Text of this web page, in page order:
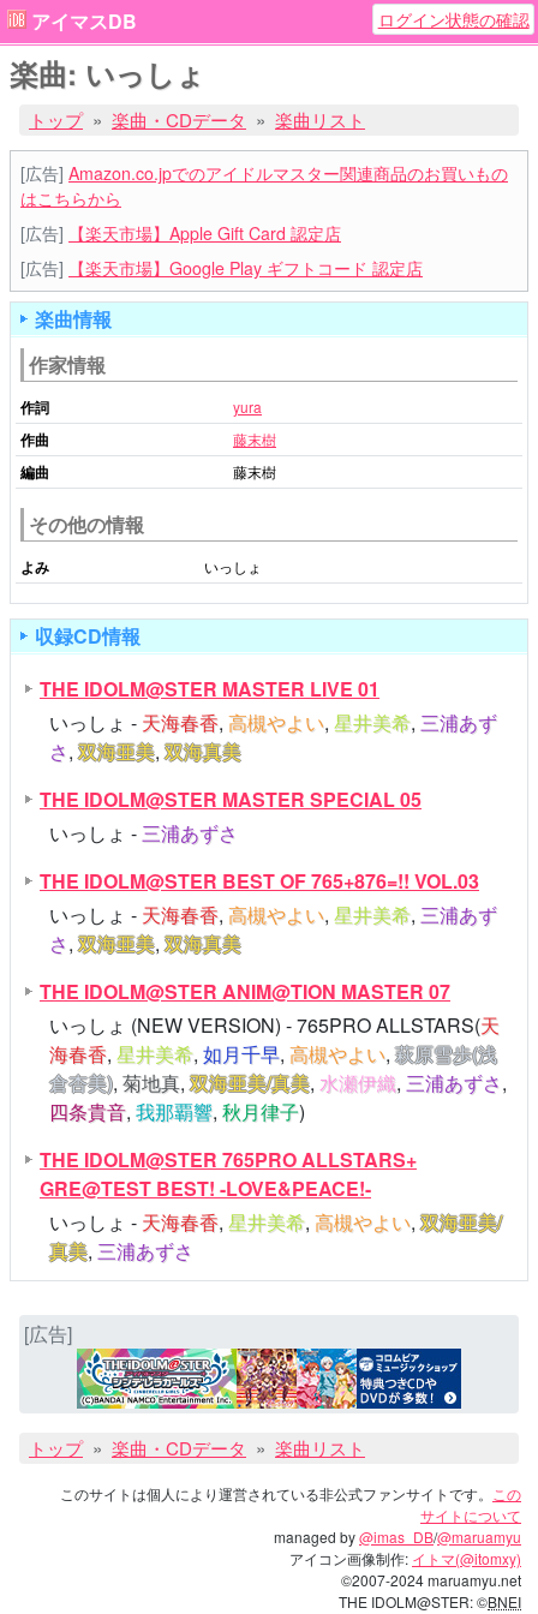
アイマスDB ログイン状態の確認
楽曲: いっしょ
トップ 楽曲・CDデータ 楽曲リスト
[広告] Amazon.co.jpでのアイドルマスター関連商品のお買いもの
はこちらから
[広告]
【楽天市場】Apple Gift Card 認定店
[広告]
【楽天市場】Google Play ギフトコード 認定店
楽曲情報
作家情報
作詞 yura
作曲 藤末樹
編曲 藤末樹
その他の情報
よみ いっしょ
収録CD情報
THE IDOLM@STER MASTER LIVE 01
いっしょ - 天海春香, 高槻やよい, 星井美希, 三浦あず
さ,双海亜美,双海真美
THE IDOLM@STER MASTER SPECIAL 05
いっしょ -三浦あずさ
THE IDOLM@STER BEST OF 765+876=!! VOL.03
いっしょ - 天海春香, 高槻やよい, 星井美希, 三浦あず
さ,双海亜美,双海真美
THE IDOLM@STER ANIM@TION MASTER 07
いっしょ (NEW VERSION) - 765PRO ALLSTARS(天
海春香, 星井美希, 如月千早, 高槻やよい,萩原雪歩(浅
倉杏美), 菊地真,双海亜美/真美, 水瀬伊織, 三浦あずさ,
四条貴音, 我那覇響, 秋月律子)
THE IDOLM@STER 765PRO ALLSTARS+
GRE@TEST BEST! -LOVE&PEACE!-
いっしょ - 天海春香, 星井美希, 高槻やよい,双海亜美/
真美, 三浦あずさ
[広告]
トップ 楽曲・CDデータ 楽曲リスト
このサイトは個人により運営されている非公式ファンサイトです。
この
サイトについて
managed by@imas_DB/@maruamyu
アイコン画像制作: イトマ(@itomxy)
©2007-2024 maruamyu.net
THE IDOLM@STER: ©BNEI